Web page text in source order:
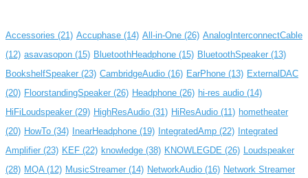
Accessories (21) Accuphase (14) All-in-One (26) AnalogInterconnectCable
(12) asavasopon (15) BluetoothHeadphone (15) BluetoothSpeaker (13)
BookshelfSpeaker (23) CambridgeAudio (16) EarPhone (13) ExternalDAC
(20) FloorstandingSpeaker (26) Headphone (26) hi-res audio (14)
HiFiLoudspeaker (29) HighResAudio (31) HiResAudio (11) hometheater
(20) HowTo (34) InearHeadphone (19) IntegratedAmp (22)
Integrated
Amplifier (23) KEF (22) knowledge (38) KNOWLEGDE (26)
Loudspeaker
(28) MQA (12) MusicStreamer (14) NetworkAudio (16) Network Streamer